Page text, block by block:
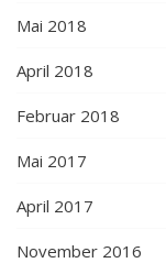
Mai 2018
April 2018
Februar 2018
Mai 2017
April 2017
November 2016